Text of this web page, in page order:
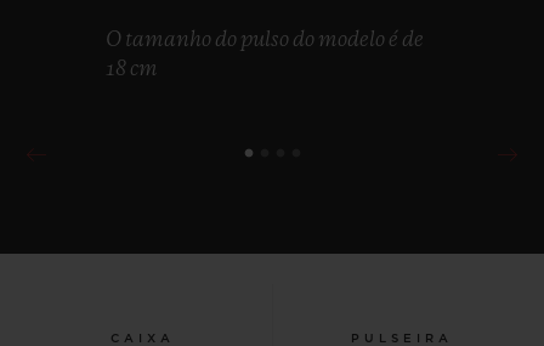
O tamanho do pulso do modelo é de
18 cm
CAIXA PULSEIRA